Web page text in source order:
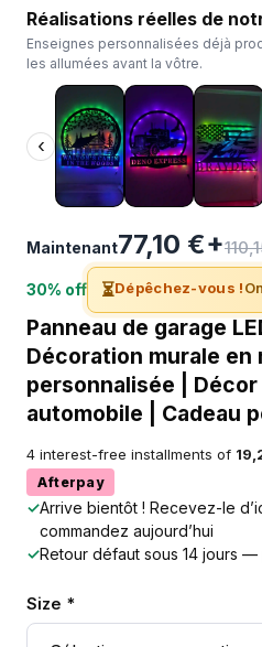
Réalisations réelles de
Enseignes personnalisées déjà
les allumées avant la vôtre.
‹
Maintenant77,10 €+
30% off ⏳Dépêchez-vous !
Panneau de garage
Décoration murale
personnalisée |
automobile | Cadeau
4 interest-free installments of
Afterpay
✓Arrive bientôt ! Recevez-le
commandez aujourd’hui
✓Retour défaut sous 14 jours —
Size *